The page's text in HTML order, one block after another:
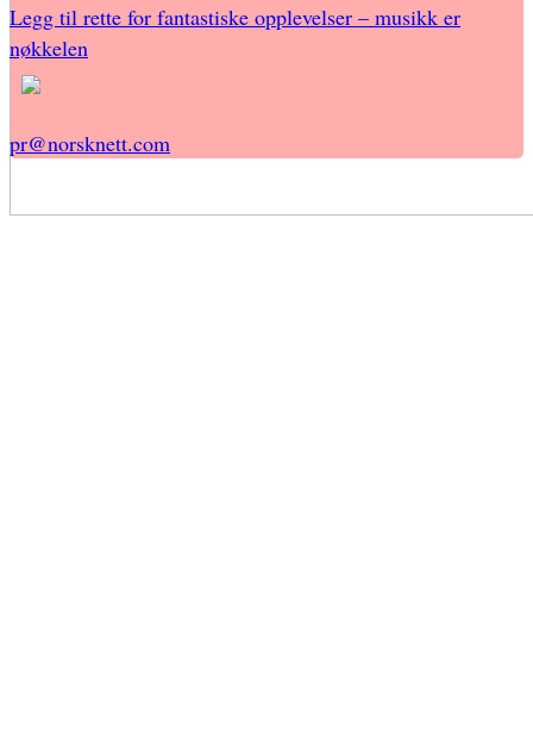
Legg til rette for fantastiske opplevelser – musikk er
nøkkelen
pr@norsknett.com